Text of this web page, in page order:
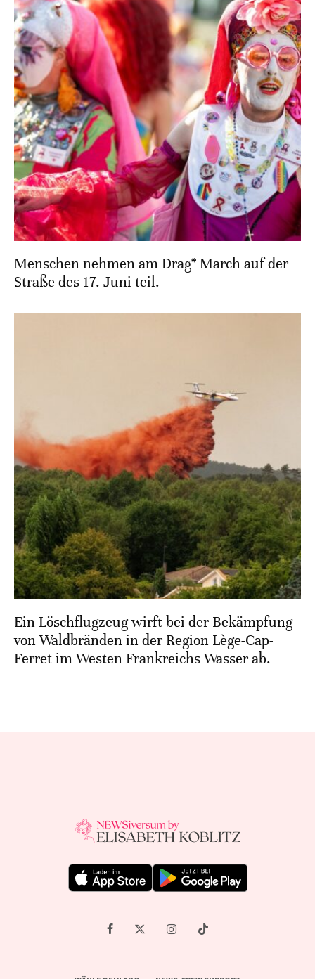
Menschen nehmen am Drag* March auf der
Straße des 17. Juni teil.
Ein Löschflugzeug wirft bei der Bekämpfung
von Waldbränden in der Region Lège-Cap-
Ferret im Westen Frankreichs Wasser ab.